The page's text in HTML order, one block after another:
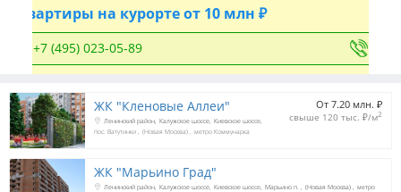
Квартиры на курорте от 10 млн ₽
+7 (495) 023-05-89
ЖК "Кленовые Аллеи" От 7.20 млн. ₽
свыше 120 тыс. ₽/м2
Ленинский район Калужское шоссе Киевское шоссе
пос. Ватутинки
(Новая Москва) метро Коммунарка
ЖК "Марьино Град"
Ленинский район Калужское шоссе Киевское шоссе Марьино п. (Новая Москва)
метро